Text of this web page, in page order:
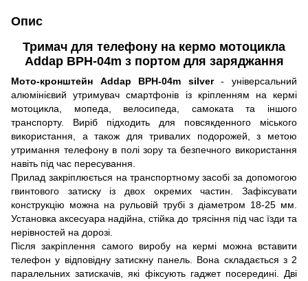
Опис
Тримач для телефону на кермо мотоцикла
Addap BPH-04m з портом для заряджання
Мото-кронштейн Addap BPH-04m silver- універсальний
алюмінієвий утримувач смартфонів із кріпленням на кермі
мотоцикла, мопеда, велосипеда, самоката та іншого
транспорту. Виріб підходить для повсякденного міського
використання, а також для тривалих подорожей, з метою
утримання телефону в полі зору та безпечного використання
навіть під час пересування.
Прилад закріплюється на транспортному засобі за допомогою
гвинтового затиску із двох окремих частин. Зафіксувати
конструкцію можна на рульовій трубі з діаметром 18-25 мм.
Установка аксесуара надійна, стійка до трясіння під час їзди та
нерівностей на дорозі.
Після закріплення самого виробу на кермі можна вставити
телефон у відповідну затискну панель. Вона складається з 2
паралельних затискачів, які фіксують гаджет посередині. Дві